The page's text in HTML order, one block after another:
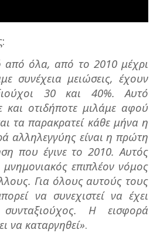
από όλα, από το 2010 μέχρι
συνέχεια μειώσεις, έχουν
30 και 40%. Αυτό
και οτιδήποτε μιλάμε αφού
τα παρακρατεί κάθε μήνα η
αλληλεγγύης είναι η πρώτη
που έγινε το 2010. Αυτός
μνημονιακός επιπλέον νόμος
Για όλους αυτούς τους
να συνεχιστεί να έχει
Η εισφορά
να καταργηθεί».